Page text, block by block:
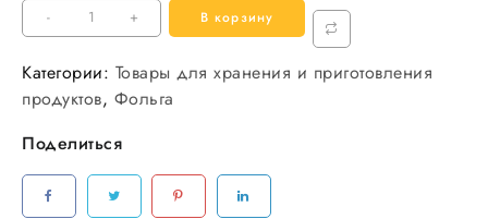
-
Количество
товара
Фольга
30*10
универсальная
11мкр,
35шт/
+ В корзину
Категории: Товары для хранения и приготовления
продуктов, Фольга
Поделиться